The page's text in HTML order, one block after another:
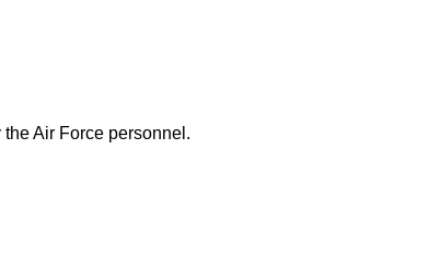
Air Force personnel.